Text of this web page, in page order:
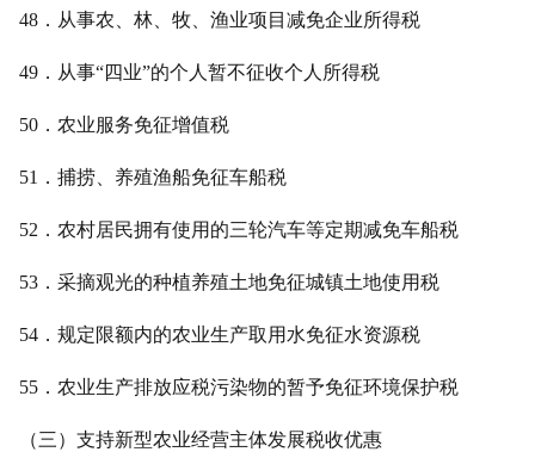
48．从事农、林、牧、渔业项目减免企业所得税
49．从事“四业”的个人暂不征收个人所得税
50．农业服务免征增值税
51．捕捞、养殖渔船免征车船税
52．农村居民拥有使用的三轮汽车等定期减免车船税
53．采摘观光的种植养殖土地免征城镇土地使用税
54．规定限额内的农业生产取用水免征水资源税
55．农业生产排放应税污染物的暂予免征环境保护税
（三）支持新型农业经营主体发展税收优惠